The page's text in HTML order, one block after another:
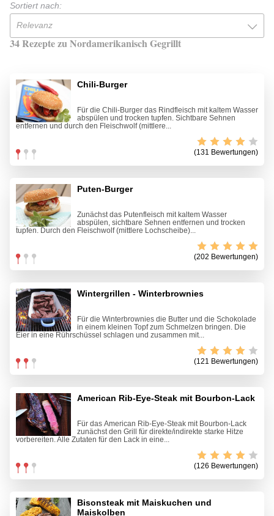
Sortiert nach:
Relevanz
34 Rezepte zu Nordamerikanisch Gegrillt
Chili-Burger
Für die Chili-Burger das Rindfleisch mit kaltem Wasser
abspülen und trocken tupfen. Sichtbare Sehnen
entfernen und durch den Fleischwolf (mittlere...
(131 Bewertungen)
Puten-Burger
Zunächst das Putenfleisch mit kaltem Wasser
abspülen, sichtbare Sehnen entfernen und trocken
tupfen. Durch den Fleischwolf (mittlere Lochscheibe)...
(202 Bewertungen)
Wintergrillen - Winterbrownies
Für die Winterbrownies die Butter und die Schokolade
in einem kleinen Topf zum Schmelzen bringen. Die
Eier in eine Rührschüssel schlagen und zusammen mit...
(121 Bewertungen)
American Rib-Eye-Steak mit Bourbon-Lack
Für das American Rib-Eye-Steak mit Bourbon-Lack
zunächst den Grill für direkte/indirekte starke Hitze
vorbereiten. Alle Zutaten für den Lack in eine...
(126 Bewertungen)
Bisonsteak mit Maiskuchen und
Maiskolben